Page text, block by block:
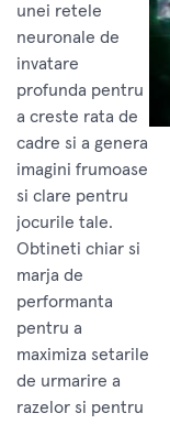
unei retele
neuronale de
invatare
profunda pentru
a creste rata de
cadre si a genera
imagini frumoase
si clare pentru
jocurile tale.
Obtineti chiar si
marja de
performanta
pentru a
maximiza setarile
de urmarire a
razelor si pentru